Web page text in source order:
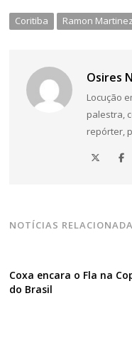
Coritiba Ramon Martinez
Osires
Locução
palestra,
repórter,
NOTÍCIAS
Coxa encara o Fla na
do Brasil
Post